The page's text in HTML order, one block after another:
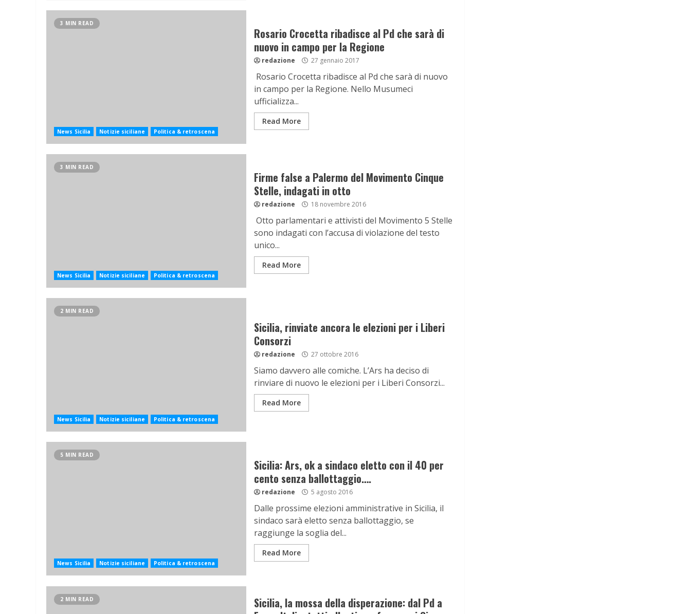
3 MIN READ
News Sicilia Notizie siciliane Politica & retroscena
Rosario Crocetta ribadisce al Pd che sarà di
nuovo in campo per la Regione
redazione 27 gennaio 2017
Rosario Crocetta ribadisce al Pd che sarà di nuovo
in campo per la Regione. Nello Musumeci
ufficializza...
Read More
3 MIN READ
News Sicilia Notizie siciliane Politica & retroscena
Firme false a Palermo del Movimento Cinque
Stelle, indagati in otto
redazione 18 novembre 2016
Otto parlamentari e attivisti del Movimento 5 Stelle
sono indagati con l’accusa di violazione del testo
unico...
Read More
2 MIN READ
News Sicilia Notizie siciliane Politica & retroscena
Sicilia, rinviate ancora le elezioni per i Liberi
Consorzi
redazione 27 ottobre 2016
Siamo davvero alle comiche. L’Ars ha deciso di
rinviare di nuovo le elezioni per i Liberi Consorzi...
Read More
5 MIN READ
News Sicilia Notizie siciliane Politica & retroscena
Sicilia: Ars, ok a sindaco eletto con il 40 per
cento senza ballottaggio….
redazione 5 agosto 2016
Dalle prossime elezioni amministrative in Sicilia, il
sindaco sarà eletto senza ballottaggio, se
raggiunge la soglia del...
Read More
2 MIN READ
Sicilia, la mossa della disperazione: dal Pd a